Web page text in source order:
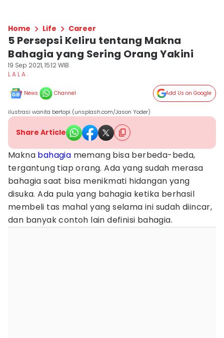
Home Life Career
5 Persepsi Keliru tentang Makna
Bahagia yang Sering Orang Yakini
19 Sep 2021, 15:12 WIB
L A L A .
News Channel Add Us on Google
ilustrasi wanita bertopi (unsplash.com/Jason Yoder)
Share Article
Makna bahagia memang bisa berbeda-beda,
tergantung tiap orang. Ada yang sudah merasa
bahagia saat bisa menikmati hidangan yang
disuka. Ada pula yang bahagia ketika berhasil
membeli tas mahal yang selama ini sudah diincar,
dan banyak contoh lain definisi bahagia.